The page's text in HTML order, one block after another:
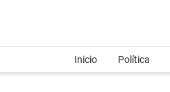
Inicio Política